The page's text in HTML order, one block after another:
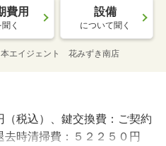
費用
聞く
設備
について聞く
本エイジェント 花みずき南店
税込）、鍵交換費：ご契約
時清掃費：５２２５０円